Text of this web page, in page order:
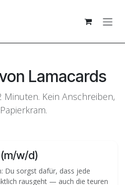
Lamacards
Kein Anschreiben,
w/d)
Du sorgst dafür, dass jede
rausgeht — auch die teuren